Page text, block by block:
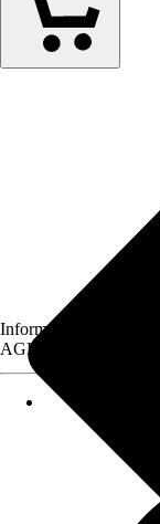
Informationen des
AGB, finden Sie bei